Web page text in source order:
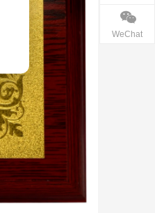
WeChat